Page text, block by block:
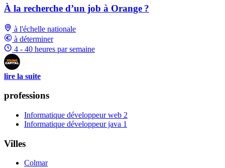
À la recherche d’un job à Orange ?
à l'échelle nationale
à déterminer
4 - 40 heures par semaine
lire la suite
professions
Informatique développeur web 2
Informatique développeur java 1
Villes
Colmar